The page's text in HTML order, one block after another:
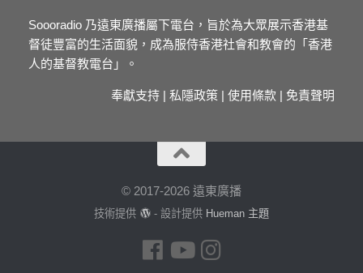
Soooradio 乃遠東廣播屬下電台，旨於為大眾展示香港基
督徒豐富的生活面貌，成為服侍香港社會和教會的「香港
人的基督教電台」。
奉獻支持 | 私隱政策 | 使用條款 | 免責聲明
© 2017-2026 遠東廣播
技術提供 - 設計提供 Hueman 主題